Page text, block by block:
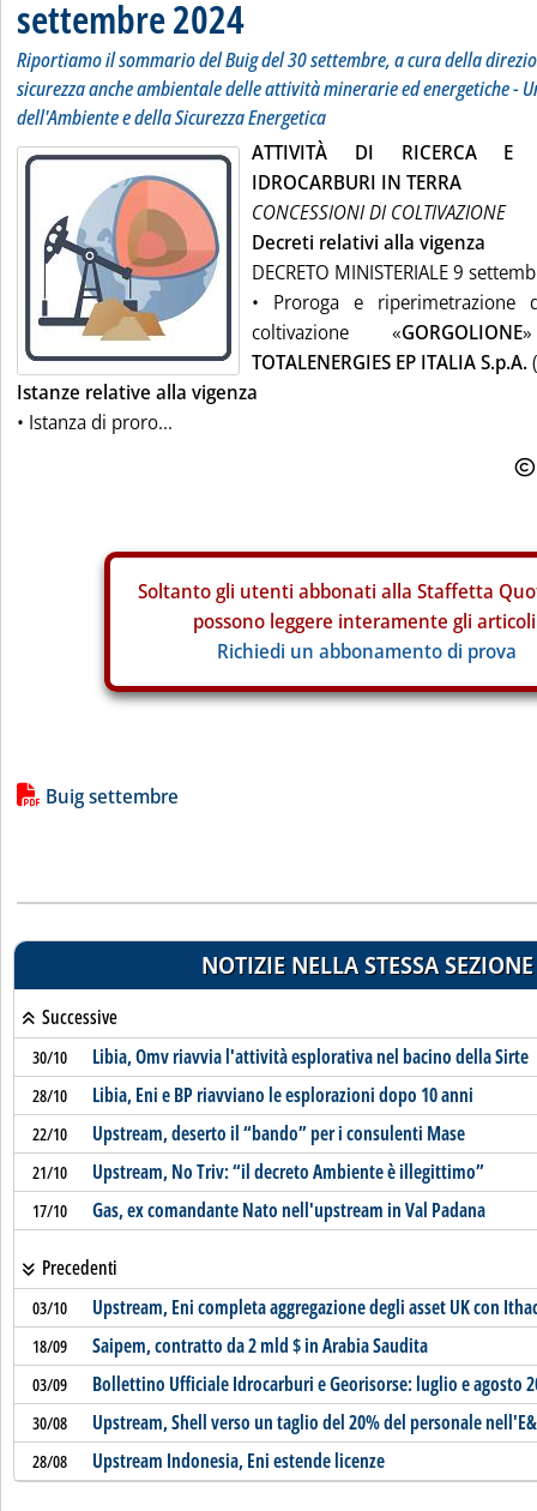
settembre 2024
Riportiamo il sommario del Buig del 30 settembre, a cura della
sicurezza anche ambientale delle attività minerarie ed energetiche -
dell'Ambiente e della Sicurezza Energetica
ATTIVITÀ DI RICERCA E
IDROCARBURI IN TERRA
CONCESSIONI DI COLTIVAZIONE
Decreti relativi alla vigenza
DECRETO MINISTERIALE 9
• Proroga e riperimetrazione
coltivazione «GORGOLIONE
TOTALENERGIES EP ITALIA S.p.A.
Istanze relative alla vigenza
• Istanza di proro...
Soltanto gli utenti abbonati alla Staffetta
possono leggere interamente gli
Richiedi un abbonamento di prova
Lista allegati PDF alla notizia
Buig settembre
NOTIZIE NELLA STESSA SEZIONE
Successive
30/10 Libia, Omv riavvia l'attività esplorativa nel bacino della Sirte
28/10 Libia, Eni e BP riavviano le esplorazioni dopo 10 anni
22/10 Upstream, deserto il “bando” per i consulenti Mase
21/10 Upstream, No Triv: “il decreto Ambiente è illegittimo”
17/10 Gas, ex comandante Nato nell'upstream in Val Padana
Precedenti
03/10 Upstream, Eni completa aggregazione degli asset UK con
18/09 Saipem, contratto da 2 mld $ in Arabia Saudita
03/09 Bollettino Ufficiale Idrocarburi e Georisorse: luglio e agosto
30/08 Upstream, Shell verso un taglio del 20% del personale
28/08 Upstream Indonesia, Eni estende licenze